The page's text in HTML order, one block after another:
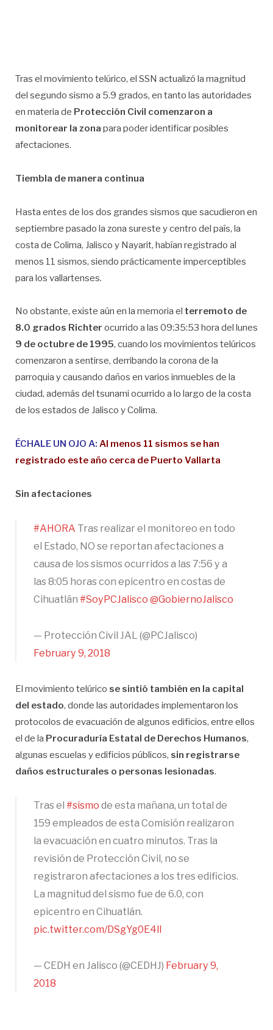
Tras el movimiento telúrico, el SSN actualizó la magnitud
del segundo sismo a 5.9 grados, en tanto las autoridades
en materia de Protección Civil comenzaron a
monitorear la zona para poder identificar posibles
afectaciones.
Tiembla de manera continua
Hasta entes de los dos grandes sismos que sacudieron en
septiembre pasado la zona sureste y centro del país, la
costa de Colima, Jalisco y Nayarit, habían registrado al
menos 11 sismos, siendo prácticamente imperceptibles
para los vallartenses.
No obstante, existe aún en la memoria el terremoto de
8.0 grados Richter ocurrido a las 09:35:53 hora del lunes
9 de octubre de 1995, cuando los movimientos telúricos
comenzaron a sentirse, derribando la corona de la
parroquia y causando daños en varios inmuebles de la
ciudad, además del tsunami ocurrido a lo largo de la costa
de los estados de Jalisco y Colima.
ÉCHALE UN OJO A: Al menos 11 sismos se han
registrado este año cerca de Puerto Vallarta
Sin afectaciones
#AHORA Tras realizar el monitoreo en todo
el Estado, NO se reportan afectaciones a
causa de los sismos ocurridos a las 7:56 y a
las 8:05 horas con epicentro en costas de
Cihuatlán #SoyPCJalisco @GobiernoJalisco
— Protección Civil JAL (@PCJalisco)
February 9, 2018
El movimiento telúrico se sintió también en la capital
del estado, donde las autoridades implementaron los
protocolos de evacuación de algunos edificios, entre ellos
el de la Procuraduría Estatal de Derechos Humanos,
algunas escuelas y edificios públicos, sin registrarse
daños estructurales o personas lesionadas.
Tras el #sismo de esta mañana, un total de
159 empleados de esta Comisión realizaron
la evacuación en cuatro minutos. Tras la
revisión de Protección Civil, no se
registraron afectaciones a los tres edificios.
La magnitud del sismo fue de 6.0, con
epicentro en Cihuatlán.
pic.twitter.com/DSgYg0E4ll
— CEDH en Jalisco (@CEDHJ) February 9,
2018